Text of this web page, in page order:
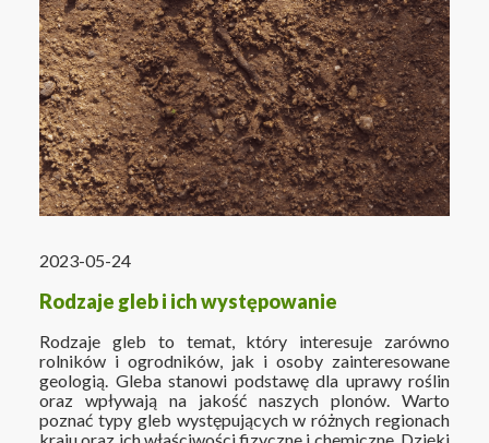
2023-05-24
Rodzaje gleb i ich występowanie
Rodzaje gleb to temat, który interesuje zarówno
rolników i ogrodników, jak i osoby zainteresowane
geologią. Gleba stanowi podstawę dla uprawy roślin
oraz wpływają na jakość naszych plonów. Warto
poznać typy gleb występujących w różnych regionach